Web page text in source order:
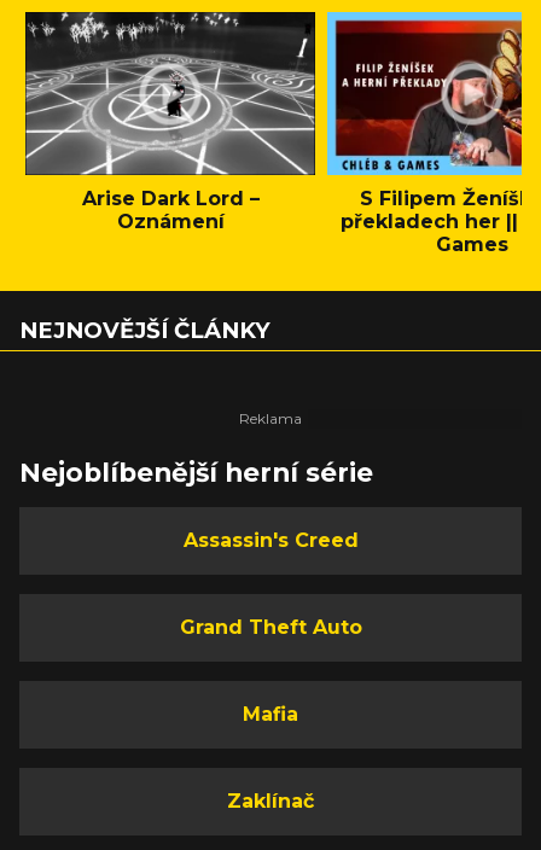
Arise Dark Lord –
Oznámení
S Filipem
překladech her ||
Games
NEJNOVĚJŠÍ ČLÁNKY
Nejoblíbenější herní série
Assassin's Creed
Grand Theft Auto
Mafia
Zaklínač